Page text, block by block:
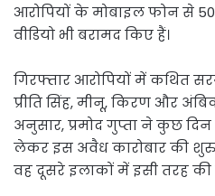
आरोपियों के मोबाइल फोन से
वीडियो भी बरामद किए हैं।
गिरफ्तार आरोपियों में कथित
प्रीति सिंह, मीनू, किरण और
अनुसार, प्रमोद गुप्ता ने कुछ
लेकर इस अवैध कारोबार की
वह दूसरे इलाकों में इसी तरह की